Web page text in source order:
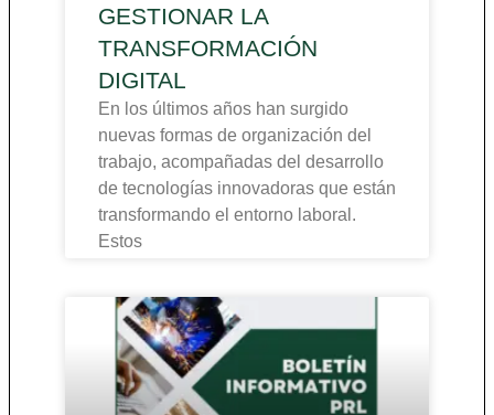
GESTIONAR LA
TRANSFORMACIÓN
DIGITAL
En los últimos años han surgido
nuevas formas de organización del
trabajo, acompañadas del desarrollo
de tecnologías innovadoras que están
transformando el entorno laboral.
Estos